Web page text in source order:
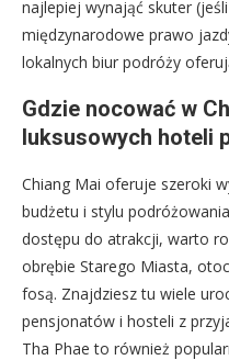
najlepiej wynająć skuter
międzynarodowe prawo
lokalnych biur podróży
Gdzie nocować w
luksusowych hoteli
Chiang Mai oferuje szeroki
budżetu i stylu
dostępu do atrakcji, warto
obrębie Starego Miasta,
fosą. Znajdziesz tu wiele
pensjonatów i hosteli z
Tha Phae to również